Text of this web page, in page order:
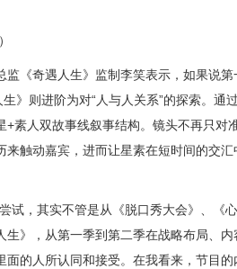
监 《奇遇人生》监制李笑表示 ，如果说
》则进阶为对“ 人与人 关系”的探索。通
+素人双故事线叙事结构。镜头不再只对
来触动嘉宾，进而让星素在短时间的交汇
试，其实不管是从《脱口秀大会》
、《
生》， 从第一季到第二季在战略布局、内
的人所认同和接受。 在我看来， 节目的